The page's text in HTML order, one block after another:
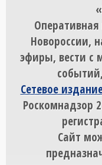
Новороссии,
эфиры, вести с
Сетевое
Роскомнадзор
Сайт